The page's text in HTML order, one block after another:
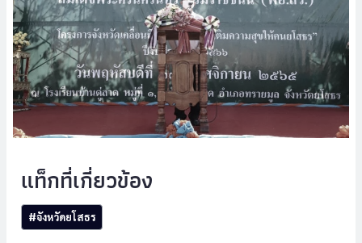
Post
Tags:
#จังหวัดยโสธร